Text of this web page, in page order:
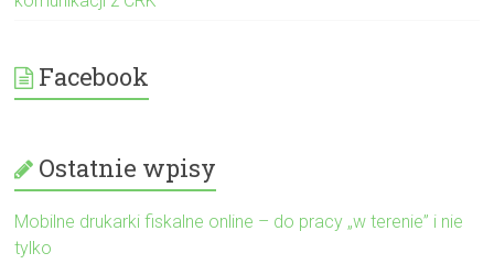
Facebook
Ostatnie wpisy
Mobilne drukarki fiskalne online – do pracy „w terenie” i nie
tylko